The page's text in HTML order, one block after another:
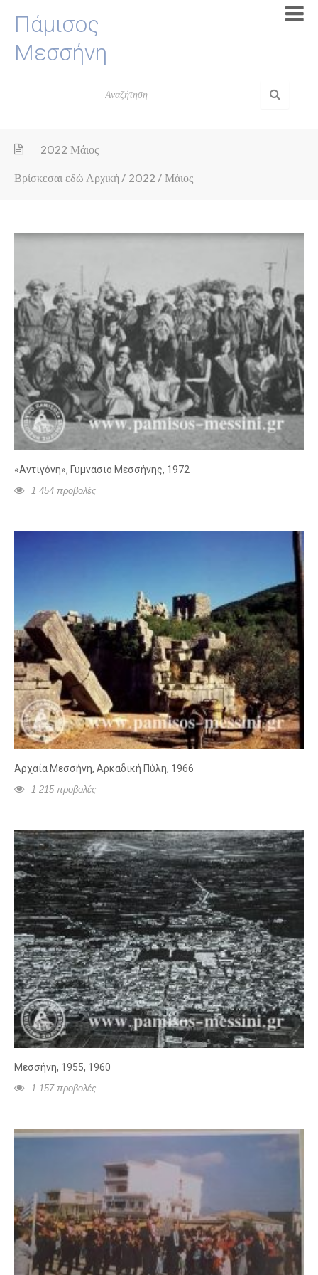
Πάμισος
Μεσσήνη
2022 Μάιος
Βρίσκεσαι εδώ Αρχική/ 2022 / Μάιος
«Αντιγόνη», Γυμνάσιο Μεσσήνης, 1972
1 454 προβολές
Αρχαία Μεσσήνη, Αρκαδική Πύλη, 1966
1 215 προβολές
Μεσσήνη, 1955, 1960
1 157 προβολές